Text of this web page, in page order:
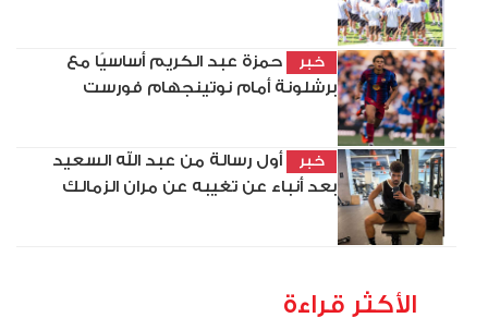
خبر
حمزة عبد الكريم أساسيًا مع
برشلونة أمام نوتينجهام فورست
خبر
أول رسالة من عبد الله السعيد
بعد أنباء عن تغيبه عن مران الزمالك
الأكثر قراءة